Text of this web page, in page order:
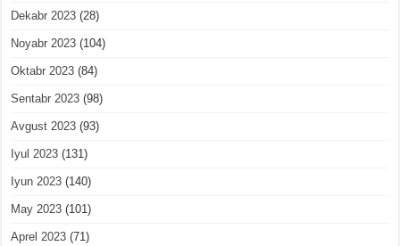
Dekabr 2023 (28)
Noyabr 2023 (104)
Oktabr 2023 (84)
Sentabr 2023 (98)
Avgust 2023 (93)
Iyul 2023 (131)
Iyun 2023 (140)
May 2023 (101)
Aprel 2023 (71)